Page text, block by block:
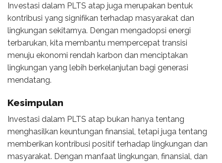
Investasi dalam PLTS atap juga merupakan bentuk
kontribusi yang signifikan terhadap masyarakat dan
lingkungan sekitarnya. Dengan mengadopsi energi
terbarukan, kita membantu mempercepat transisi
menuju ekonomi rendah karbon dan menciptakan
lingkungan yang lebih berkelanjutan bagi generasi
mendatang.
Kesimpulan
Investasi dalam PLTS atap bukan hanya tentang
menghasilkan keuntungan finansial, tetapi juga tentang
memberikan kontribusi positif terhadap lingkungan dan
masyarakat. Dengan manfaat lingkungan, finansial, dan